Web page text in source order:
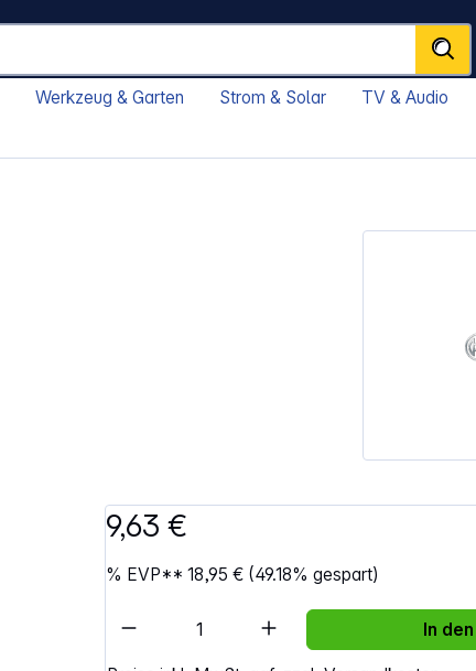
Werkzeug & Garten Strom & Solar TV & Audio
9,63 €
% EVP**18,95 € (49.18% gespart)
Artikel Anzahl: Gib den In